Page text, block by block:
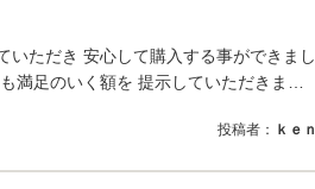
いただき 安心して購入する事ができまし
満足のいく額を 提示していただきま…
投稿者： ｋｅｎ